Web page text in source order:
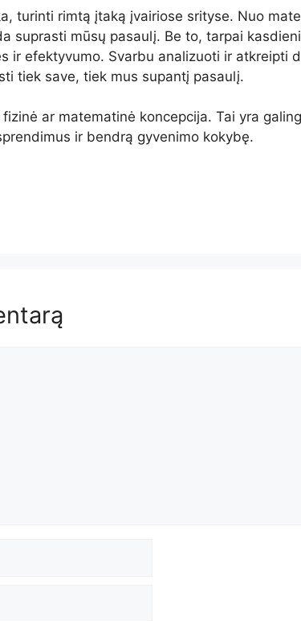
turinti rimtą įtaką įvairiose srityse. Nuo
suprasti mūsų pasaulį. Be to, tarpai
ir efektyvumo. Svarbu analizuoti ir atkreipti
tiek save, tiek mus supantį pasaulį.
ar matematinė koncepcija. Tai yra
ir bendrą gyvenimo kokybę.